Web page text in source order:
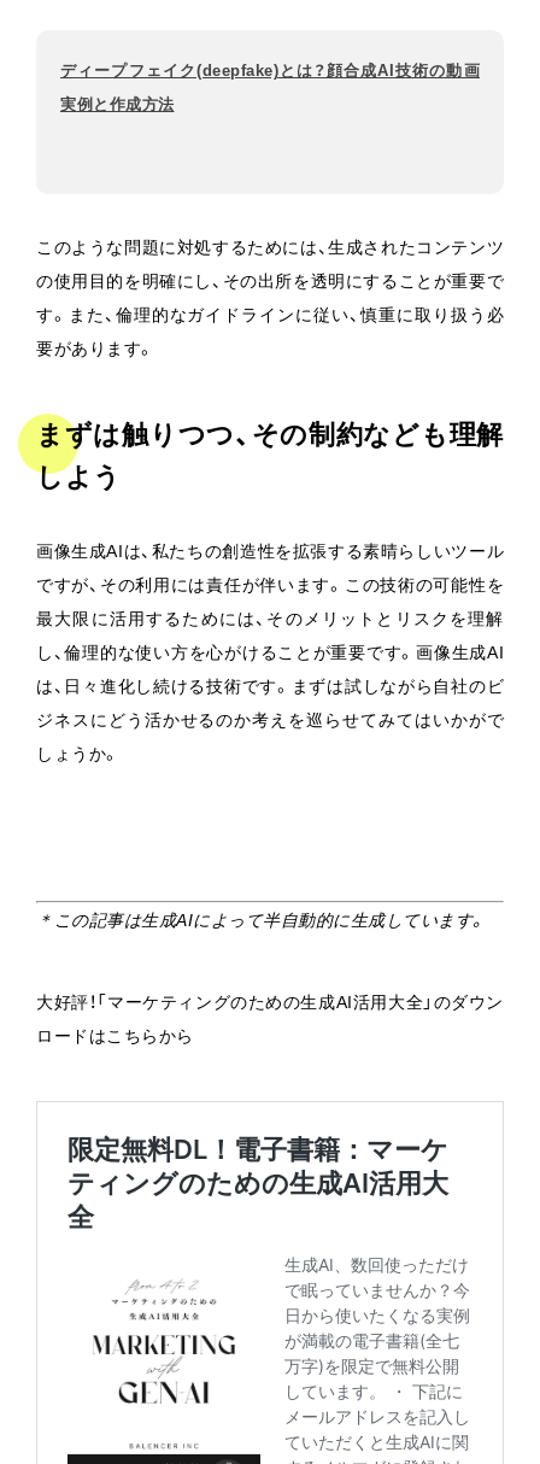
ディープフェイク(deepfake)とは？顔合成AI技術の動画
実例と作成方法
このような問題に対処するためには、生成されたコンテンツ
の使用目的を明確にし、その出所を透明にすることが重要で
す。また、倫理的なガイドラインに従い、慎重に取り扱う必
要があります。
まずは触りつつ、その制約なども理解
しよう
画像生成AIは、私たちの創造性を拡張する素晴らしいツール
ですが、その利用には責任が伴います。この技術の可能性を
最大限に活用するためには、そのメリットとリスクを理解
し、倫理的な使い方を心がけることが重要です。画像生成AI
は、日々進化し続ける技術です。まずは試しながら自社のビ
ジネスにどう活かせるのか考えを巡らせてみてはいかがで
しょうか。
＊この記事は生成AIによって半自動的に生成しています。
大好評！「マーケティングのための生成AI活用大全」のダウン
ロードはこちらから